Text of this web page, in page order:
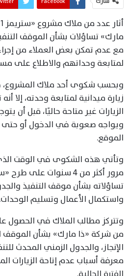
مارك» تساؤلات بشأن الموقف
مع عدم تمكن بعض العملاء من إجراء
لمتابعة وحداتهم والاطلاع على
وبحسب شكوى أحد ملاك المشروع،
زيارة ميدانية لمتابعة وحدته، إلا
الزيارات غير متاحة حاليًا، قبل أن
ويواجه صعوبة في الدخول أو حتى
الموقع.
وتأتي هذه الشكوى في الوقت
تساؤلاته بشأن موقف التنفيذ
واستكمال الأعمال وتسليم الوحدات.
وتتركز مطالب الملاك في
من شركة «ذا مارك» بشأن الموقف
الإنجاز، والجدول الزمني المحدث
معرفة أسباب عدم إتاحة الزيارات